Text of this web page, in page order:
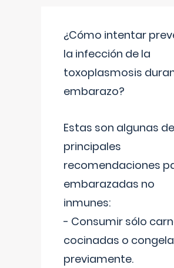
¿Cómo intentar
la infección de la
toxoplasmosis
embarazo?
Estas son algunas
principales
recomendaciones
embarazadas no
inmunes:
- Consumir sólo
cocinadas o
previamente.